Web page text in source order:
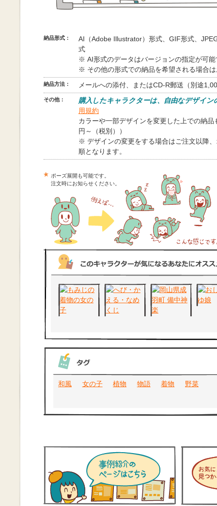
納品形式：
AI（Adobe Illustrator）形式、GIF形式、
式
※ AI形式のデータはバージョンの指定が可能
※ その他の形式での納品を希望される場合
納品方法： メールへの添付、またはCD-R郵送（別途
その他：
購入したキャラクターは、自由なデザイン
用規約
カラーや一部デザインを変更した上での納
円～（税別））
※ デザインの変更をする場合はご注文以降
順となります。
ポーズ展開も可能です。
注文時にお知らせください。
和風 女の子 植物 物語 着物 野菜